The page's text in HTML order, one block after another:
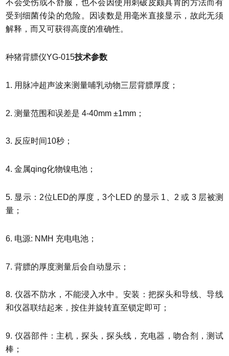
不会受伤或不舒服，也不会因使用刺破皮颇具胃的方法而有
受到细菌传染的危险。因读数是用毫米直接显示，故此无须
解释，而又可获得高度的准确性。
种猪背膘仪YG-015技术参数
1. 用脉冲超声波来测量哺乳动物三层背膘厚度；
2. 测量范围和误差是 4-40mm ±1mm；
3. 反应时间10秒；
4. 金属qing化物镍电池；
5. 显示：2位LED的厚度，3个LED 的显示 1、2 或 3 层被测
量；
6. 电源: NMH 充电电池；
7. 背膘的厚度测量后会自动显示；
8. 仪器不防水，不能浸入水中。安装：把探头和导线、导线
和仪器联结起来，按住并旋转直至锁定即可；
9. 仪器部件：主机，探头，探头线，充电器，吻合剂，测试
棒；